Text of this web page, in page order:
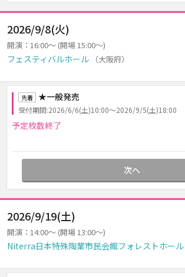
2026/9/8(火)
開演：16:00～ (開場 15:00～)
フェスティバルホール （大阪府）
先着 ★一般発売
受付期間:2026/6/6(土)10:00～2026/9/5(土)18:00
予定枚数終了
次へ
2026/9/19(土)
開演：14:00～ (開場 13:00～)
Niterra日本特殊陶業市民会館フォレストホール